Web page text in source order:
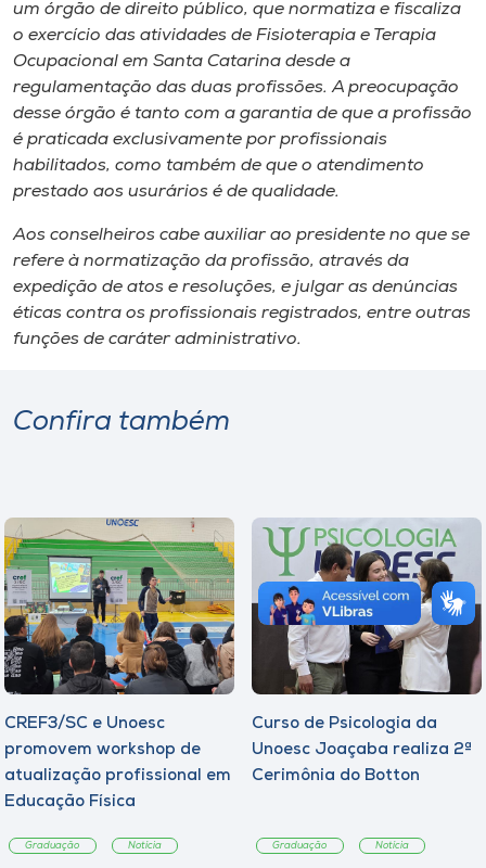
um órgão de direito público, que normatiza e fiscaliza
o exercício das atividades de Fisioterapia e Terapia
Ocupacional em Santa Catarina desde a
regulamentação das duas profissões. A preocupação
desse órgão é tanto com a garantia de que a profissão
é praticada exclusivamente por profissionais
habilitados, como também de que o atendimento
prestado aos usurários é de qualidade.
Aos conselheiros cabe auxiliar ao presidente no que se
refere à normatização da profissão, através da
expedição de atos e resoluções, e julgar as denúncias
éticas contra os profissionais registrados, entre outras
funções de caráter administrativo.
Confira também
CREF3/SC e Unoesc
promovem workshop de
atualização profissional em
Educação Física
Graduação Notícia
Curso de Psicologia da
Unoesc Joaçaba realiza 2ª
Cerimônia do Botton
Graduação Notícia